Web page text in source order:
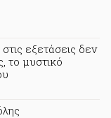
εξετάσεις δεν
το μυστικό